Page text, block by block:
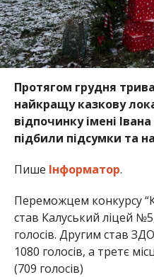
Протягом грудня
найкращу казкову
відпочинку імені
підбили підсумки та
Пише Інформатор.
Переможцем конкурсу
став Калуський ліцей
голосів. Другим став
1080 голосів, а третє
(709 голосів)